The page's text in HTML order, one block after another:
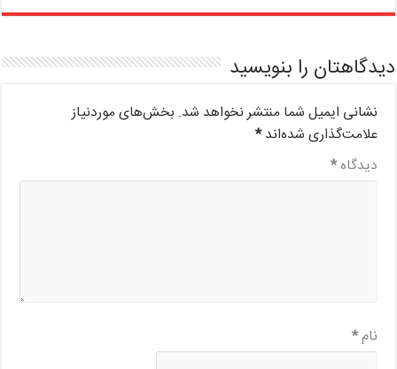
دیدگاهتان را بنویسید
نشانی ایمیل شما منتشر نخواهد شد. بخش‌های موردنیاز
علامت‌گذاری شده‌اند*
دیدگاه*
نام*